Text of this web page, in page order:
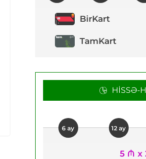
BirKart
TamKart
HISSƏ-
6 ay 12 ay
5 ₼ x